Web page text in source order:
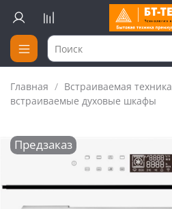
Главная
Встраиваемая техника
встраиваемые духовые шкафы
Предзаказ